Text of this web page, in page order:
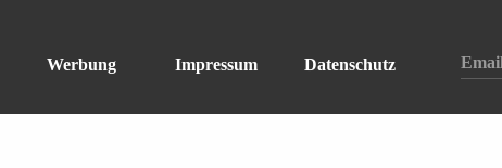
Werbung Impressum Datenschutz